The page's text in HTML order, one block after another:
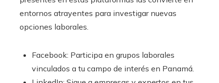
entornos atrayentes para investigar nuevas
opciones laborales.
Facebook: Participa en grupos laborales
vinculados a tu campo de interés en Panamá.